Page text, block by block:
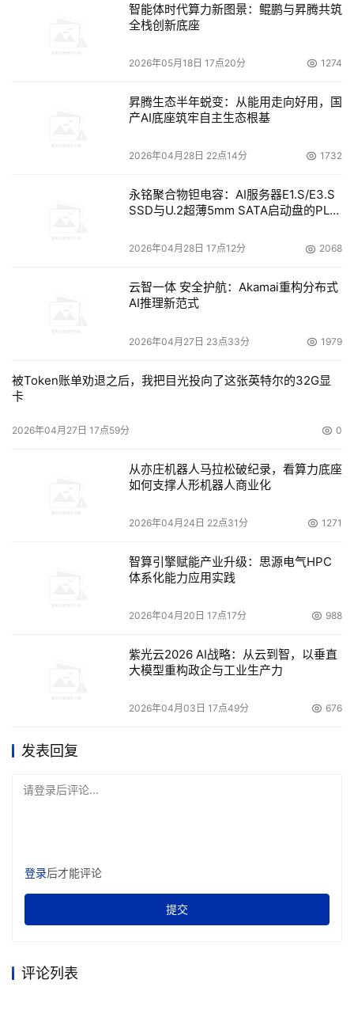
智能体时代算力新图景：鲲鹏与昇腾共筑
全栈创新底座
2026年05月18日 17点20分 1274
昇腾生态半年蜕变：从能用走向好用，国
产AI底座筑牢自主生态根基
2026年04月28日 22点14分 1732
永铭聚合物钽电容：AI服务器E1.S/E3.S
SSD与U.2超薄5mm SATA启动盘的PLP
2026年04月28日 17点12分 2068
云智一体 安全护航：Akamai重构分布式
AI推理新范式
2026年04月27日 23点33分 1979
被Token账单劝退之后，我把目光投向了这张英特尔的32G显
卡
2026年04月27日 17点59分 0
从亦庄机器人马拉松破纪录，看算力底座
如何支撑人形机器人商业化
2026年04月24日 22点31分 1271
智算引擎赋能产业升级：思源电气HPC
体系化能力应用实践
2026年04月20日 17点17分 988
紫光云2026 AI战略：从云到智，以垂直
大模型重构政企与工业生产力
2026年04月03日 17点49分 676
发表回复
请登录后评论...
登录后才能评论
提交
评论列表